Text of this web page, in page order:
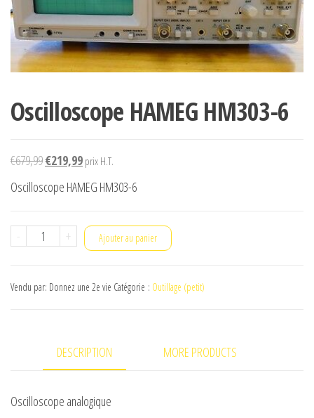
Oscilloscope HAMEG HM303-6
€679,99Le
initial
€679,99.
€219,99Le
prix
€219,99.
prix H.T.
Oscilloscope HAMEG HM303-6
-
quantité
HAMEG
+ Ajouter au panier
Vendu par: Donnez une 2e vie Catégorie : Outillage (petit)
DESCRIPTION MORE PRODUCTS
Oscilloscope analogique